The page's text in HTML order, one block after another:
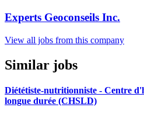
Experts Geoconseils Inc.
View all jobs from this company
Similar jobs
Diététiste-nutritionniste - Centre
longue durée (CHSLD)